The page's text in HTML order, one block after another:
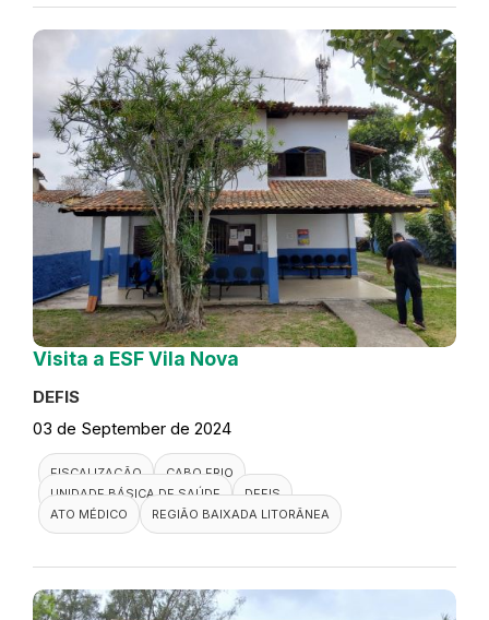
Visita a ESF Vila Nova
DEFIS
03 de September de 2024
FISCALIZAÇÃO
CABO FRIO
UNIDADE BÁSICA DE SAÚDE
DEFIS
ATO MÉDICO
REGIÃO BAIXADA LITORÂNEA